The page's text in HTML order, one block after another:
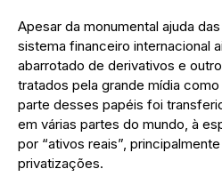
Apesar da monumental ajuda
sistema financeiro internacional
abarrotado de derivativos e
tratados pela grande mídia
parte desses papéis foi
em várias partes do mundo, à
por “ativos reais”,
privatizações.